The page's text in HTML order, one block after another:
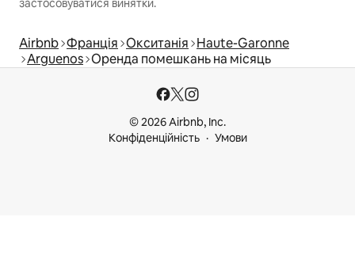
застосовуватися винятки.
Airbnb Франція Окситанія Haute-Garonne
Arguenos Оренда помешкань на місяць
© 2026 Airbnb, Inc.
Конфіденційність
Умови